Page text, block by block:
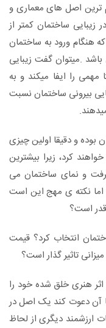
ترین اصل های معماری و
ساختمان کمتر از
هنگام ورود به ساختمان
.میتوان گفت زیبایی
را ایفا میکند و به
بیرونی ساختمان نسبت
و دقیقا اولین چیزی
کرد، زیرا بیشترین
و نمای ساختمان می
اما نکته ی مهج این است
است؟
انتخاب کرد؟ قیمت
تاثیر گذار است؟
هنری خلق شده خود را
آن دعوت کند یک اصل در
ارزشمند دیگری از لحاظ